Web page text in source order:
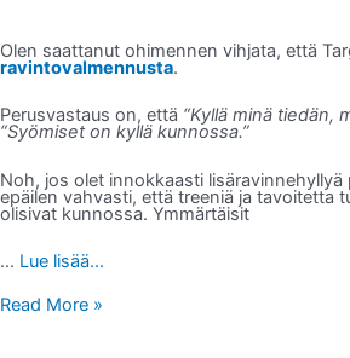
Olen saattanut ohimennen vihjata, että
ravintovalmennusta.
Perusvastaus on, että “Kyllä minä tiedän,
“Syömiset on kyllä kunnossa.”
Noh, jos olet innokkaasti lisäravinnehyllyä
epäilen vahvasti, että treeniä ja tavoitetta
olisivat kunnossa. Ymmärtäisit
… Lue lisää...
Read More »